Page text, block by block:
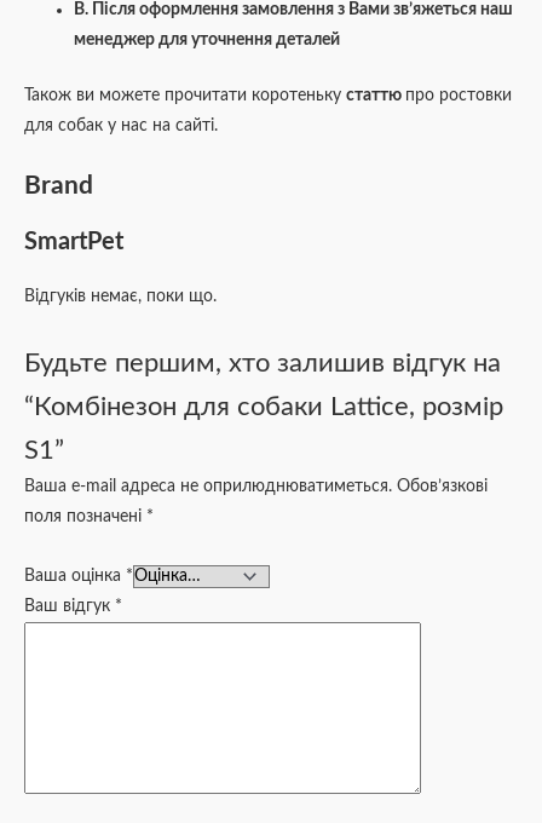
В. Після оформлення замовлення з Вами зв’яжеться наш
менеджер для уточнення деталей
Також ви можете прочитати коротеньку статтю про ростовки
для собак у нас на сайті.
Brand
SmartPet
Відгуків немає, поки що.
Будьте першим, хто залишив відгук на
“Комбінезон для собаки Lattice, розмір
S1”
Ваша e-mail адреса не оприлюднюватиметься. Обов’язкові
поля позначені *
Ваша оцінка *
Ваш відгук *